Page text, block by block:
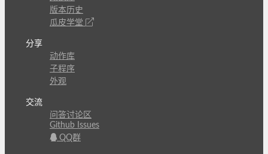
版本历史
瓜皮学堂
分享
动作库
子程序
外观
交流
问答讨论区
Github Issues
QQ群